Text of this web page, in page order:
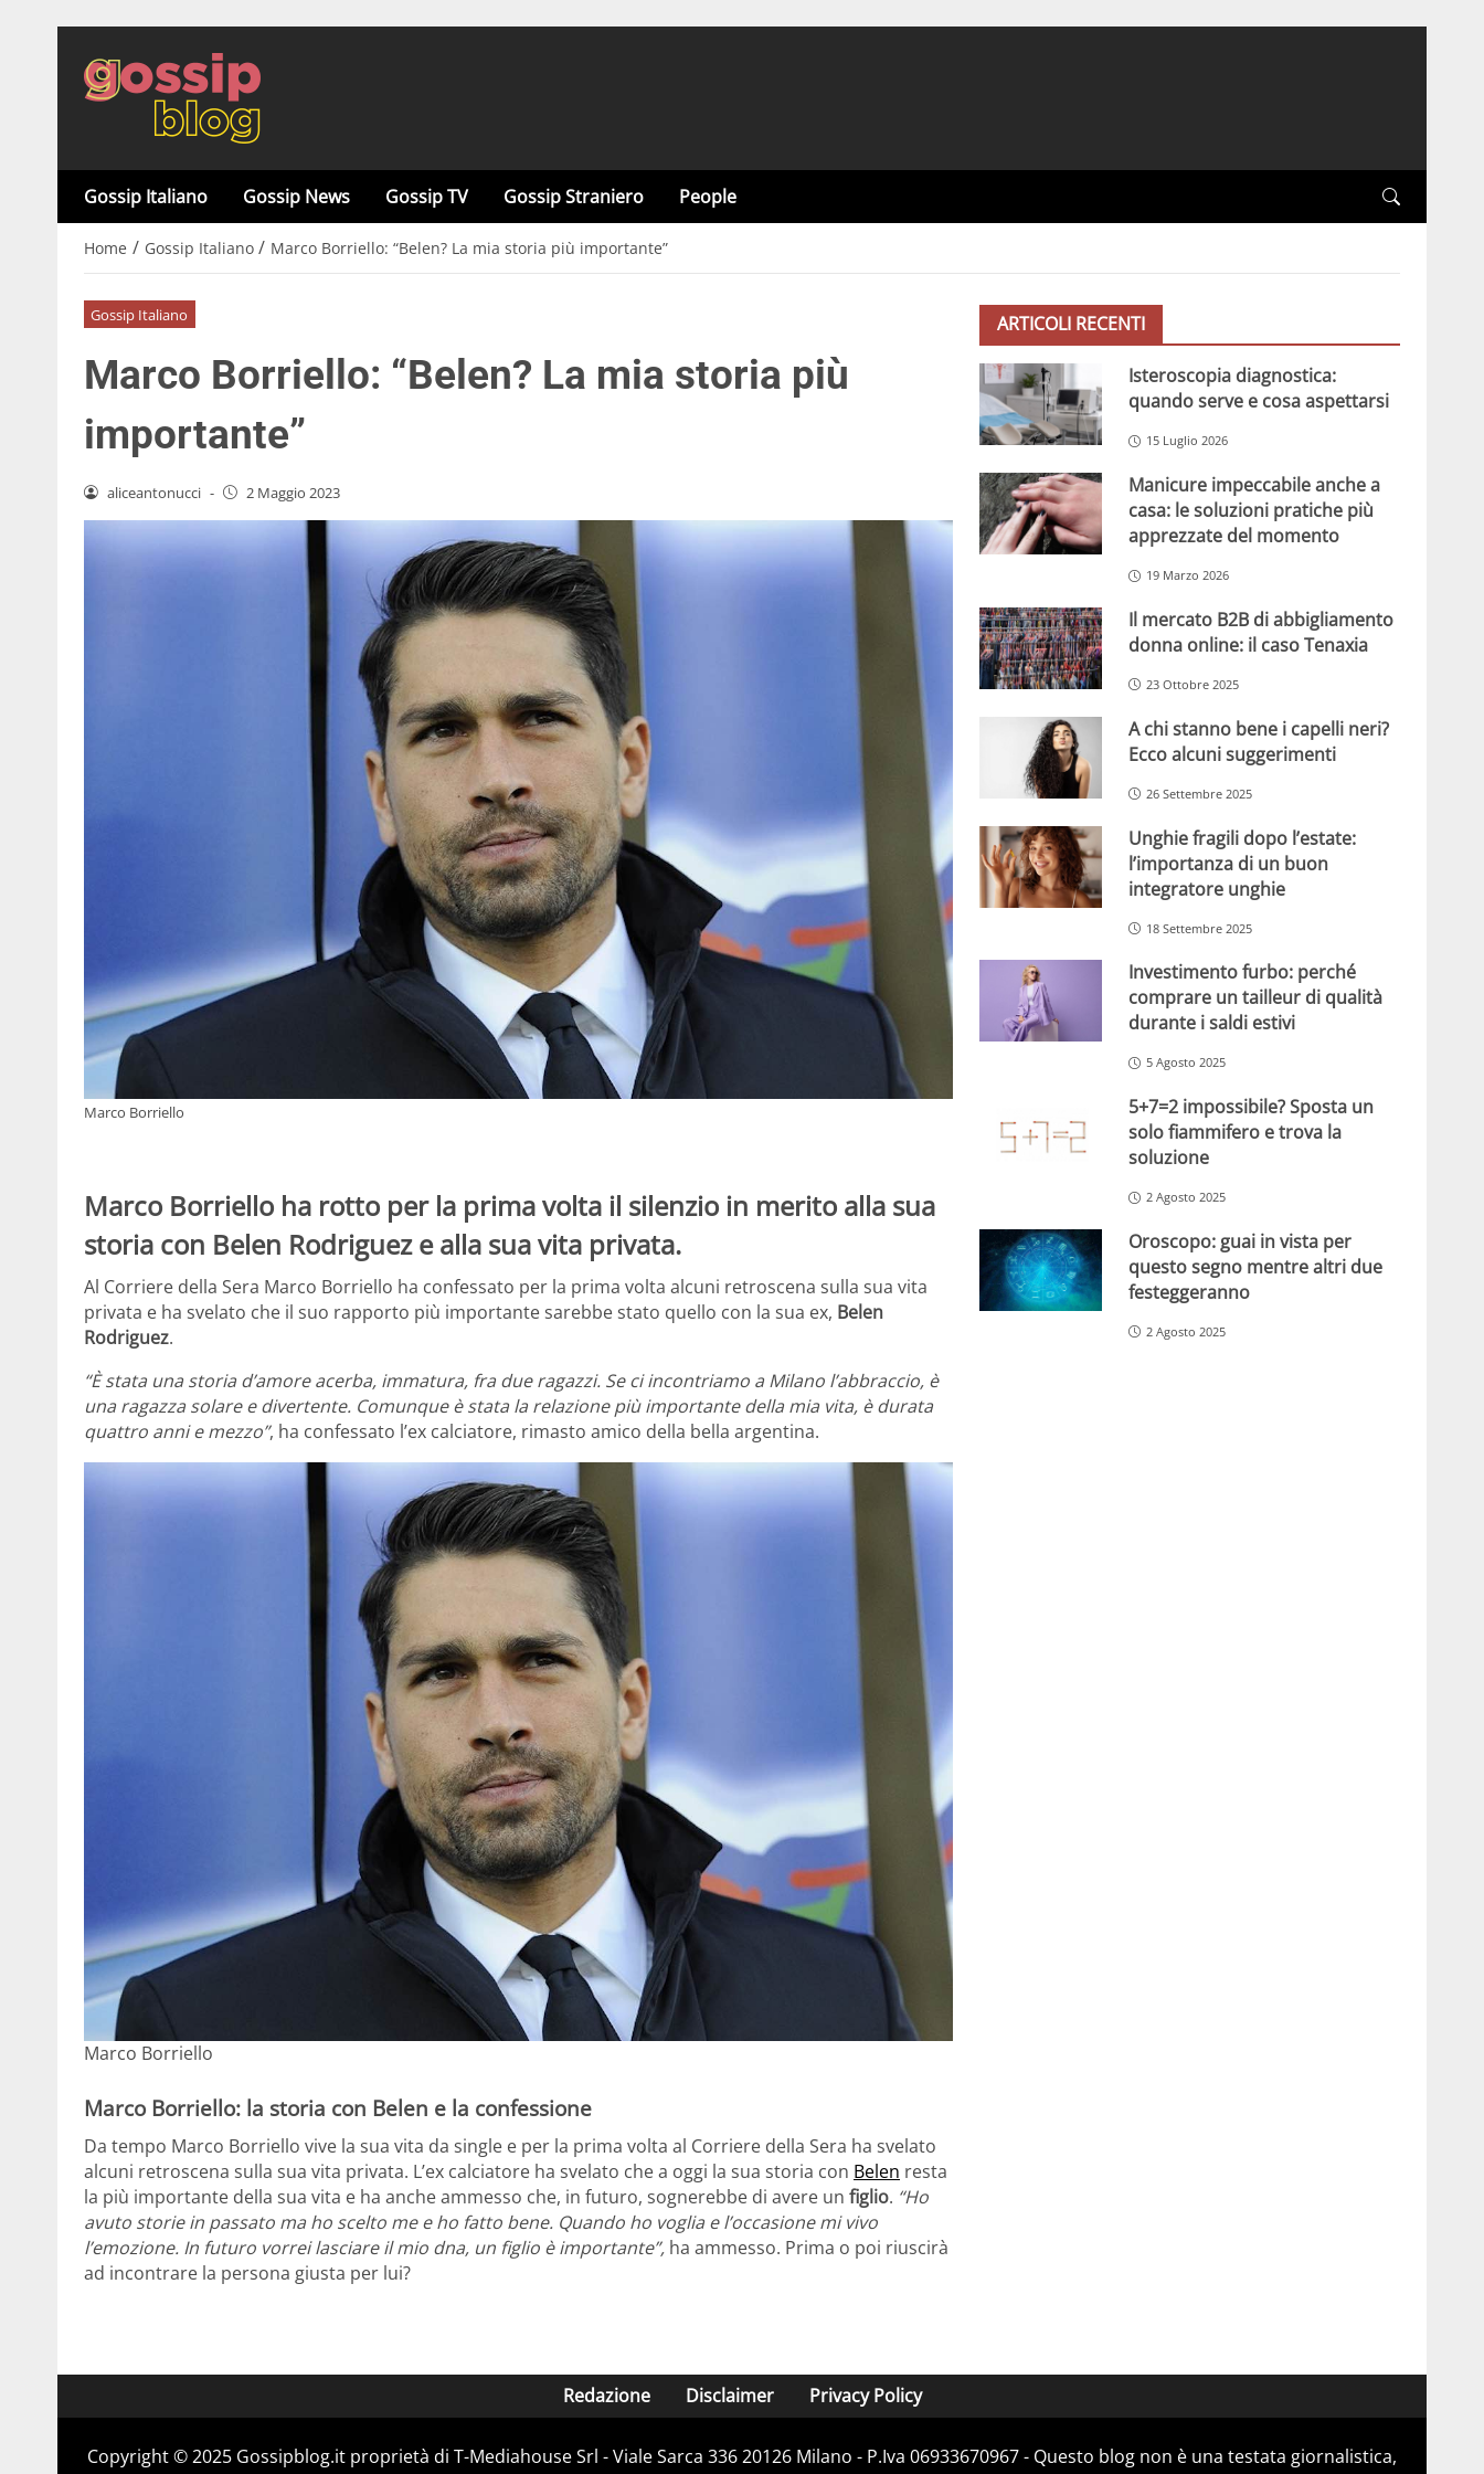
Gossip Italiano Gossip News Gossip TV Gossip Straniero People
Home / Gossip Italiano / Marco Borriello: “Belen? La mia storia più importante”
Gossip Italiano
Marco Borriello: “Belen? La mia storia più
importante”
aliceantonucci - 2 Maggio 2023
Marco Borriello
Marco Borriello ha rotto per la prima volta il silenzio in merito alla sua
storia con Belen Rodriguez e alla sua vita privata.
Al Corriere della Sera Marco Borriello ha confessato per la prima volta alcuni retroscena sulla sua vita
privata e ha svelato che il suo rapporto più importante sarebbe stato quello con la sua ex, Belen
Rodriguez.
“È stata una storia d’amore acerba, immatura, fra due ragazzi. Se ci incontriamo a Milano l’abbraccio, è
una ragazza solare e divertente. Comunque è stata la relazione più importante della mia vita, è durata
quattro anni e mezzo”, ha confessato l’ex calciatore, rimasto amico della bella argentina.
Marco Borriello
Marco Borriello: la storia con Belen e la confessione
Da tempo Marco Borriello vive la sua vita da single e per la prima volta al Corriere della Sera ha svelato
alcuni retroscena sulla sua vita privata. L’ex calciatore ha svelato che a oggi la sua storia con Belen resta
la più importante della sua vita e ha anche ammesso che, in futuro, sognerebbe di avere un figlio. “Ho
avuto storie in passato ma ho scelto me e ho fatto bene. Quando ho voglia e l’occasione mi vivo
l’emozione. In futuro vorrei lasciare il mio dna, un figlio è importante”, ha ammesso. Prima o poi riuscirà
ad incontrare la persona giusta per lui?
ARTICOLI RECENTI
Isteroscopia diagnostica:
quando serve e cosa aspettarsi
15 Luglio 2026
Manicure impeccabile anche a
casa: le soluzioni pratiche più
apprezzate del momento
19 Marzo 2026
Il mercato B2B di abbigliamento
donna online: il caso Tenaxia
23 Ottobre 2025
A chi stanno bene i capelli neri?
Ecco alcuni suggerimenti
26 Settembre 2025
Unghie fragili dopo l’estate:
l’importanza di un buon
integratore unghie
18 Settembre 2025
Investimento furbo: perché
comprare un tailleur di qualità
durante i saldi estivi
5 Agosto 2025
5+7=2 impossibile? Sposta un
solo fiammifero e trova la
soluzione
2 Agosto 2025
Oroscopo: guai in vista per
questo segno mentre altri due
festeggeranno
2 Agosto 2025
Redazione Disclaimer Privacy Policy
Copyright © 2025 Gossipblog.it proprietà di T-Mediahouse Srl - Viale Sarca 336 20126 Milano - P.Iva 06933670967 - Questo blog non è una testata giornalistica,